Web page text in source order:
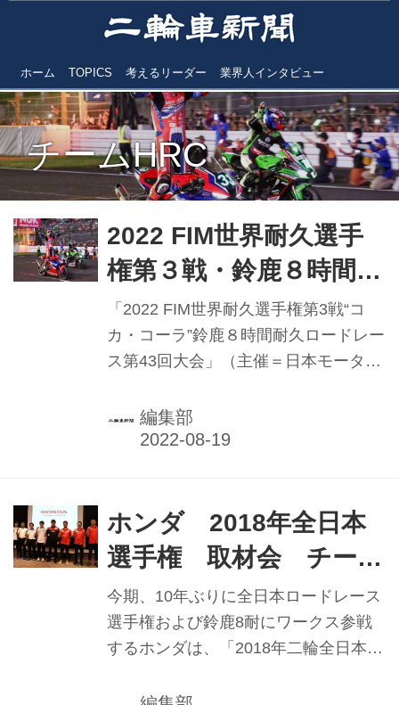
ホーム TOPICS 考えるリーダー 業界人インタビュー
チームHRC
2022 FIM世界耐久選手
権第３戦・鈴鹿８時間耐
久ロードレース チーム
ＨＲＣ（長島／高橋巧／
レクオーナ組）優勝
「2022 FIM世界耐久選手権第3戦“コ
カ・コーラ”鈴鹿８時間耐久ロードレー
ス第43回大会」（主催＝日本モーター
ティランド㈱鈴鹿サーキット）が、8
月4日から7日までの4日間、三重県の
捲土重来を期すホンダワークスチーム
のHRCが本命視される中、世界耐久選
手権レギュラーチームのヨシムラ
SERTモチュール、TSRホンダフラン
ス、YARTヤマハ、BMWモトラッドら
の戦いは、8時間を終わって「チーム
レクオーナ組が2位以下をすべて周回
編集部
ホンダ 2018年全日本
選手権 取材会 チーム
HRC先導で二輪の活性
化へ
今期、10年ぶりに全日本ロードレース
選手権および鈴鹿8耐にワークス参戦
するホンダは、「2018年二輪全日本選
開催した。全日本選手権のロードレー